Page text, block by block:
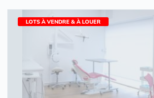
LOTS À VENDRE & À LOUER